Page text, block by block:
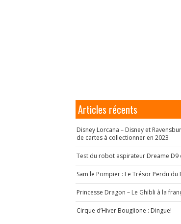
Articles récents
Disney Lorcana – Disney et
de cartes à collectionner en 2023
Test du robot aspirateur Dreame D9
Sam le Pompier : Le Trésor Perdu du
Princesse Dragon – Le Ghibli à la
Cirque d’Hiver Bouglione : Dingue!